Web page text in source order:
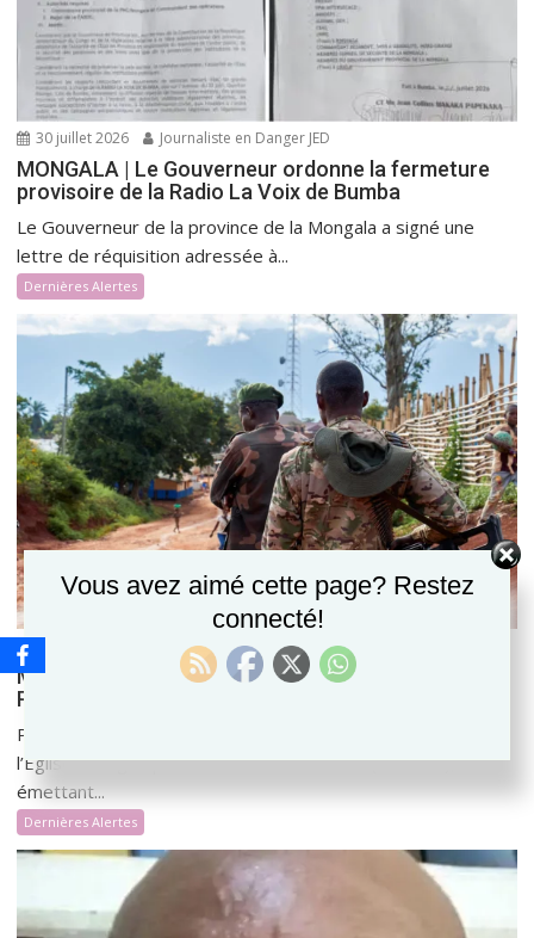
30 juillet 2026 Journaliste en Danger JED
MONGALA | Le Gouverneur ordonne la fermeture
provisoire de la Radio La Voix de Bumba
Le Gouverneur de la province de la Mongala a signé une
lettre de réquisition adressée à...
Dernières Alertes
Journaliste en Danger JED
MBUJI- MAYI : UN JOURNALISTE PASSE A TABAC
PAR DES ELEMENTS DE LA POLICE
Placide Cilewu Mukonga, journaliste à la Radiotélévision de
l’Église Évangélique des Témoins du Christ (RTEETC),
émettant...
Dernières Alertes
Vous avez aimé cette page? Restez
connecté!